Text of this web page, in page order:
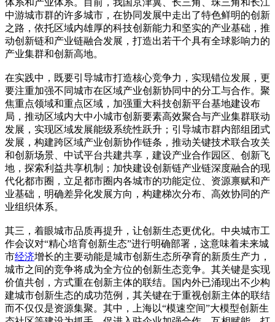
中游城市群的许多城市，在协同发展中走出了特色鲜明的创新
之路，依托区域内雄厚的科技创新能力和坚实的产业基础，推
动创新链和产业链融合发展，打造出若干个具有全球影响力的
产业集群和创新高地。
在实践中，既要引导城市打造核心竞争力，实现错位发展，更
要注重加强不同城市在区域产业创新协同中的分工与合作。聚
焦重点领域和重点区域，加强重大科技创新平台基地建设布
局，推动区域内大中小城市创新要素高效聚合与产业集群联动
发展，实现区域发展能级系统性跃升；引导城市群内部组团式
发展，构建跨区域产业创新协作链条，推动关键技术联合攻关
和创新场景、中试平台共建共享，建设产业合作园区、创新飞
地，探索利益共享机制；加快建设创新链产业链深度融合的现
代化都市圈，立足都市圈内各城市的功能定位、资源禀赋和产
业基础，明确差异化发展方向，构建梯次分布、高效协同的产
业组织体系。
其三，着眼城市品质再提升，让创新生态更优化。中央城市工
作会议对“精心培育创新生态”进行明确部署，这意味着未来城
市经济增长的主要动能是城市创新生态所孕育的新质生产力，
城市之间的竞争将成为全方位的创新生态竞争。其关键是实现
价值共创，方式重在创新主体的联结。国内外已涌现出不少构
建城市创新生态的成功范例，其关键在于重视创新主体的联结
而不仅仅是资源集聚。其中，上海以“模速空间”大模型创新生